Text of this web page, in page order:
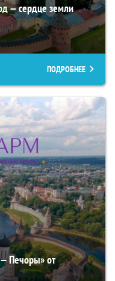
— сердце земли
ПОДРОБНЕЕ
Печоры» от